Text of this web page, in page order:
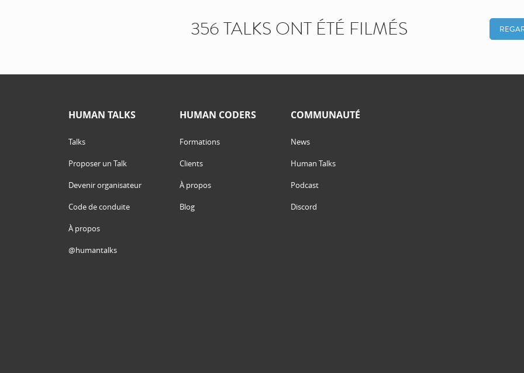
356 TALKS ONT ÉTÉ FILMÉS
HUMAN TALKS
Talks
Proposer un Talk
Devenir organisateur
Code de conduite
À propos
@humantalks
HUMAN CODERS
Formations
Clients
À propos
Blog
COMMUNAUTÉ
News
Human Talks
Podcast
Discord